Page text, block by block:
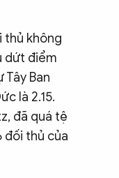
thủ không
dứt điểm
Ban
là 2.15.
đã quá tệ
đối thủ của